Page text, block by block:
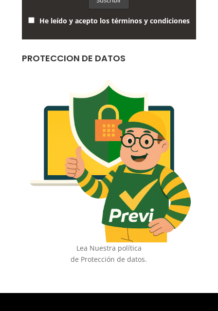
He leído y acepto los términos y condiciones
PROTECCION DE DATOS
Lea Nuestra política
de Protección de datos.